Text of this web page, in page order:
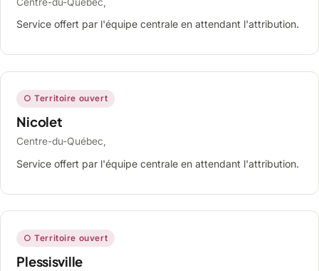
Service offert par l'équipe centrale en attendant l'attribution.
○ Territoire ouvert
Nicolet
Centre-du-Québec,
Service offert par l'équipe centrale en attendant l'attribution.
○ Territoire ouvert
Plessisville